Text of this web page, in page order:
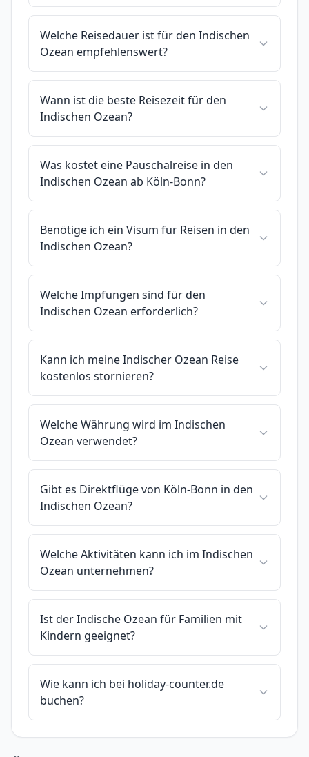
Welche Reisedauer ist für den Indischen
Ozean empfehlenswert?
Wann ist die beste Reisezeit für den
Indischen Ozean?
Was kostet eine Pauschalreise in den
Indischen Ozean ab Köln-Bonn?
Benötige ich ein Visum für Reisen in den
Indischen Ozean?
Welche Impfungen sind für den
Indischen Ozean erforderlich?
Kann ich meine Indischer Ozean Reise
kostenlos stornieren?
Welche Währung wird im Indischen
Ozean verwendet?
Gibt es Direktflüge von Köln-Bonn in den
Indischen Ozean?
Welche Aktivitäten kann ich im Indischen
Ozean unternehmen?
Ist der Indische Ozean für Familien mit
Kindern geeignet?
Wie kann ich bei holiday-counter.de
buchen?